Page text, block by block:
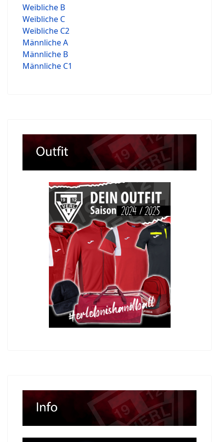
Weibliche B
Weibliche C
Weibliche C2
Männliche A
Männliche B
Männliche C1